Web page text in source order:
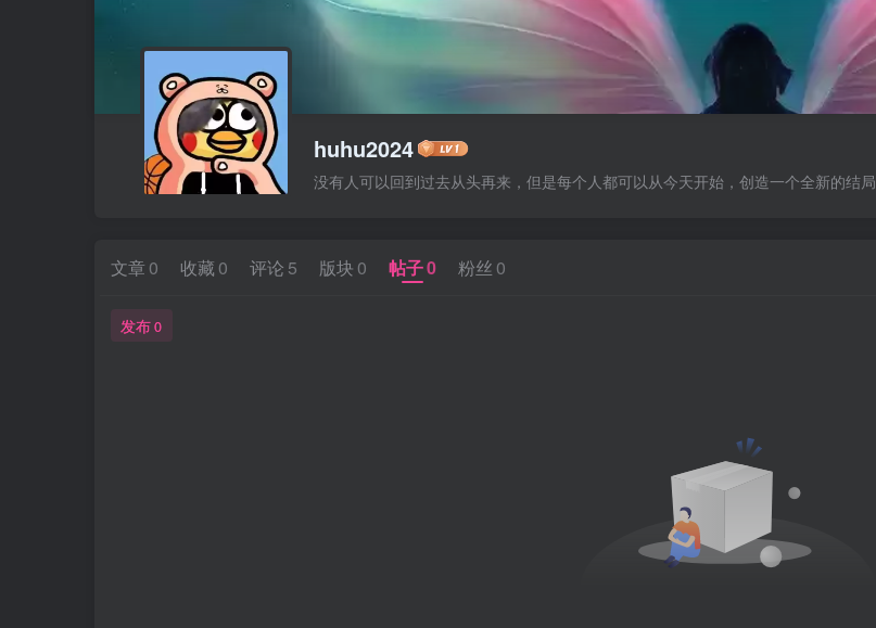
huhu2024
没有人可以回到过去从头再来，但是每个人都可以从今天开始，创造一个全新的结局
文章 0 收藏 0 评论 5 版块 0 帖子0 粉丝 0
发布0